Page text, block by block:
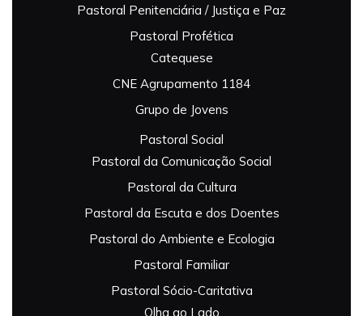
Pastoral Penitenciária / Justiça e Paz
Pastoral Profética
Catequese
CNE Agrupamento 1184
Grupo de Jovens
Pastoral Social
Pastoral da Comunicação Social
Pastoral da Cultura
Pastoral da Escuta e dos Doentes
Pastoral do Ambiente e Ecologia
Pastoral Familiar
Pastoral Sócio-Caritativa
Olha ao Lado